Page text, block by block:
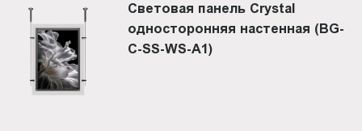
Световая панель Crystal
односторонняя настенная (BG-
C-SS-WS-A1)